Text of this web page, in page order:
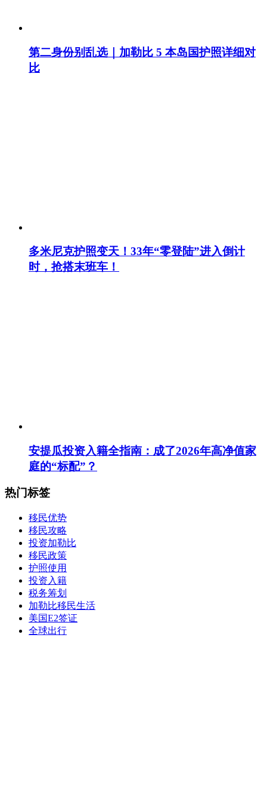
第二身份别乱选｜加勒比 5 本岛国护照详细对
比
多米尼克护照变天！33年“零登陆”进入倒计
时，抢搭末班车！
安提瓜投资入籍全指南：成了2026年高净值家
庭的“标配”？
热门标签
移民优势
移民攻略
投资加勒比
移民政策
护照使用
投资入籍
税务筹划
加勒比移民生活
美国E2签证
全球出行